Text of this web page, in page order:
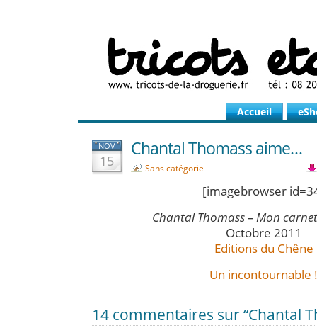
Accueil
NOV
15
Chantal Thomass aime…
Sans catégorie
[imagebrowser
Chantal Thomass – Mon carnet
Octobre 2011
Editions du Chêne
Un incontournable !
14 commentaires sur “Chantal